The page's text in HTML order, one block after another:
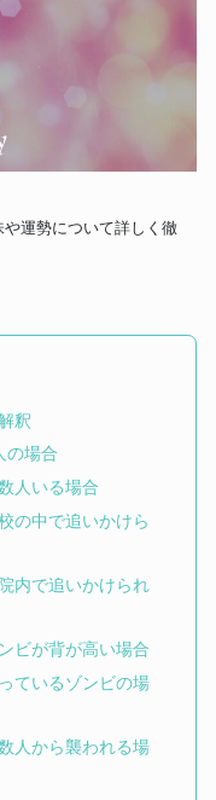
や運勢について詳しく徹
釈
の場合
人いる場合
の中で追いかけら
内で追いかけられ
ビが背が高い場合
ているゾンビの場
人から襲われる場